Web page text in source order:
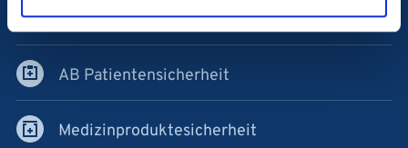
Verband der Universitätsklinika Deutschlands
AB Patientensicherheit
Medizinproduktesicherheit